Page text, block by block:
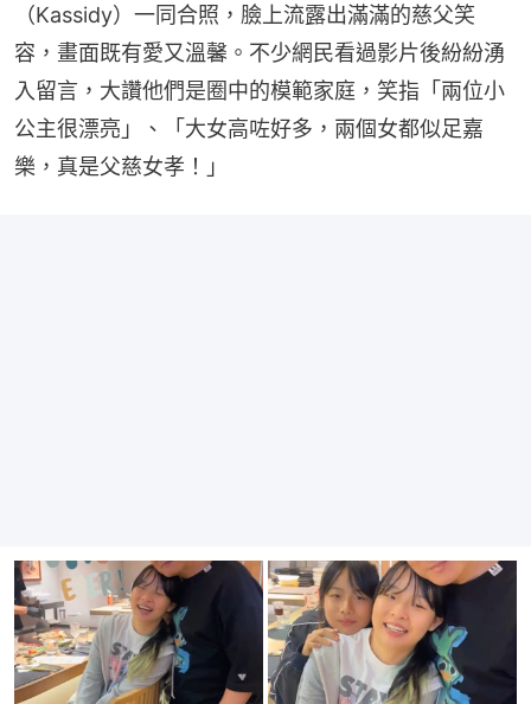
（Kassidy）一同合照，臉上流露出滿滿的慈父笑
容，畫面既有愛又溫馨。不少網民看過影片後紛紛湧
入留言，大讚他們是圈中的模範家庭，笑指「兩位小
公主很漂亮」、「大女高咗好多，兩個女都似足嘉
樂，真是父慈女孝！」